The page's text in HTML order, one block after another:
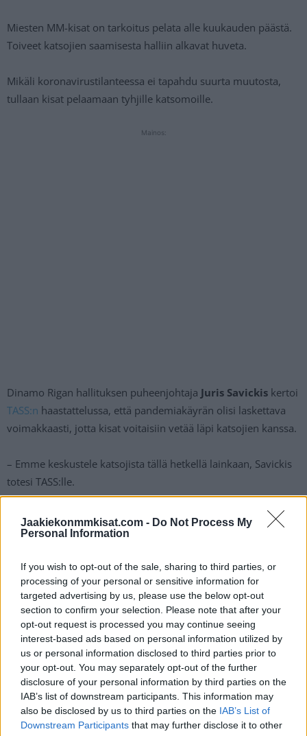
Jaakiekonmmkisat.com - Do Not Process My
Personal Information
If you wish to opt-out of the sale, sharing to third parties, or
processing of your personal or sensitive information for
targeted advertising by us, please use the below opt-out
section to confirm your selection. Please note that after your
opt-out request is processed you may continue seeing
interest-based ads based on personal information utilized by
us or personal information disclosed to third parties prior to
your opt-out. You may separately opt-out of the further
disclosure of your personal information by third parties on the
IAB’s list of downstream participants. This information may
also be disclosed by us to third parties on the IAB’s List of
Downstream Participants that may further disclose it to other
Miesten MM-kisat on tarkoitus pelata alle kuukauden päästä.
Toiveet katsojien saamisesta halliin alkavat huveta.
Mikäli koronavirustilanteessa ei tapahdu suurta muutosta,
tullaan kisat pelaamaan tyhjille katsomoille.
Mainos:
Dinamo Rigan hallituksen puheenjohtaja Juris Savickis kertoi
TASS:n haastattelussa, että pandemiakäyrän olisi laskettava
voimakkaasti, jotta kisat voitaisiin vetää läpi katsojien kanssa.
– Emme keskustele katsojista tällä hetkellä lainkaan, Savickis
totesi TASS:lle.
Suomen osalta kisat alkavat 22. toukokuuta. Turnauksen
avausottelussa Leijonille vastaan luistelee heti kova mittari,
jääkiekon MM-kisojen otteluohjelma.
Edellinen artikkeli Seuraava artikkeli